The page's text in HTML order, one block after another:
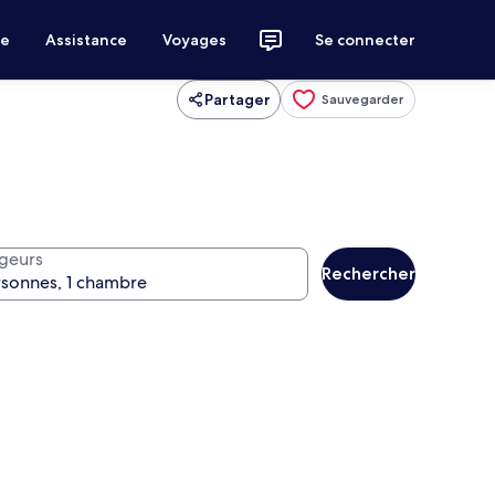
Assistance Voyages Se connecter
Partager Sauvegarder
Rechercher